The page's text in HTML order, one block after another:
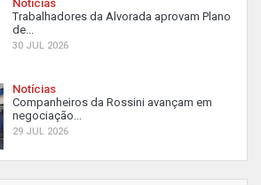
Notícias
Trabalhadores da Alvorada aprovam Plano
de...
30 JUL 2026
Notícias
Companheiros da Rossini avançam em
negociação...
29 JUL 2026